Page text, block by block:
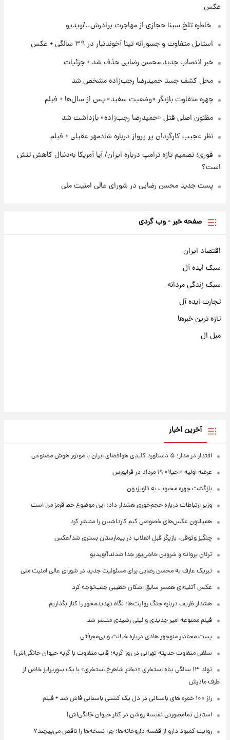
ملی
آتش‌سوزی در لوناپارک شیراز؛ آخرین وضعیت
خزندگان خطرناک پس از حادثه
عکس
⁨ خاطره تلخ سینا حجازی از مهاجرت برادرش../ویدیو
استایل متفاوت و جسورانه تینا آخوندتبار در ۳۹ سالگی + عکس
خبر انتصاب جدید محسن رضایی حذف شد + جزئیات
محل کشف جسد حمیدرضا رجب‌زاده مشخص شد
چهره متفاوت بازیگر «وضعیت سفید» پس از سال‌ها + فیلم
مظنون اصلی قتل «حمیدرضا رجب‌زاده» بازداشت شد
نظر عجیب کارگردان پر پرواز درباره شادمهر عقیلی + فیلم
فوری؛ تصمیم تازه ترامپ درباره ایران/ آیا آمریکا به‌دنبال کاهش تنش
است؟
پست جدید محسن رضایی در شورای عالی امنیت ملی
صفحه خبر - وب گردی
اقتصاد ایران
سبک ایده آل
سبک زندگی مردانه
تجارت ایده آل
تازه ترین خبرها
مبل ال
آخرین اخبار
اقتدار در مدار؛ ۵ دستاورد کلیدی هوافضای ایران با موتور هوش مصنوعی
عرضه اولیه «احیا۱» ۱۹ مرداد در فرابورس
بازگشت چهره محبوب به تلویزیون
وزیر ارتباطات درباره حجم‌خوری هشدار داد: این موضوع خط قرمز من است
همیلتون عکس‌های خصوصی کیم‌ کارداشیان را منتشر کرد
چنگیز وثوقی، بازیگر قبلِ انقلاب در بیمارستان بستری شد/عکس
ترلان پروانه و شروین حاجی‌پور جدا شدند!/ویدیو
تبریک عارف به محسن رضایی برای مسئولیت جدید در شورای عالی امنیت ملی
عکس‌ آتلیه‌ای همسر سابق اشکان خطیبی جلب‌توجه کرد
هشدار ظریف درباره جنگ روایت‌ها؛ نگاه تهدیدمحور را کنار بگذاریم
فیلم ممنوعه امیر جدیدی و لیلی رشیدی منتشر شد
پست معنادار منوچهر هادی درباره خیانت و بی‌معرفتی
سلفی متفاوت حدیثه تهرانی در روز گربه؛ قاب متفاوت با گربه حیوان خانگی‌اش!
تولد ۱۳ سالگی پناه استخری «دختر شاهرخ استخری» با یک سورپرایز خاص از
طرف مادرش
راز ۱۰۰ خمره های باستانی در دل یک کشتی باستانی فاش شد + فیلم
استایل تمام‌صورتی نفیسه روشن در کنار حیوان خانگی‌اش!
روایت کمبود دارو از قفسه داروخانه‌ها؛ چرا نسخه‌ها را ناقص می‌پیچند؟